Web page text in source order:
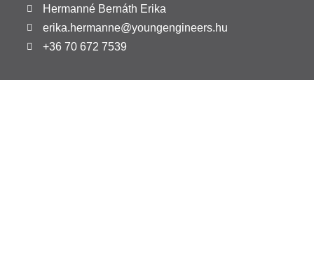
Hermanné Bernáth Erika
erika.hermanne@youngengineers.hu
+36 70 672 7539